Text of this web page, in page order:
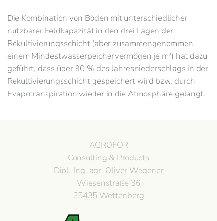
Die Kombination von Böden mit unterschiedlicher
nutzbarer Feldkapazität in den drei Lagen der
Rekultivierungsschicht (aber zusammengenommen
einem Mindestwasserpeichervermögen je m²) hat dazu
geführt, dass über 90 % des Jahresniederschlags in der
Rekultivierungsschicht gespeichert wird bzw. durch
Evapotranspiration wieder in die Atmosphäre gelangt.
AGROFOR
Consulting & Products
Dipl.-Ing. agr. Oliver Wegener
Wiesenstraße 36
35435 Wettenberg